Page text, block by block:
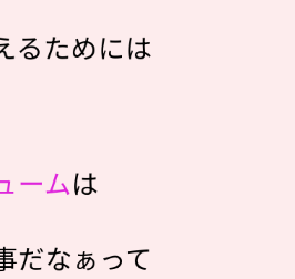
るためには
ームは
だなぁって